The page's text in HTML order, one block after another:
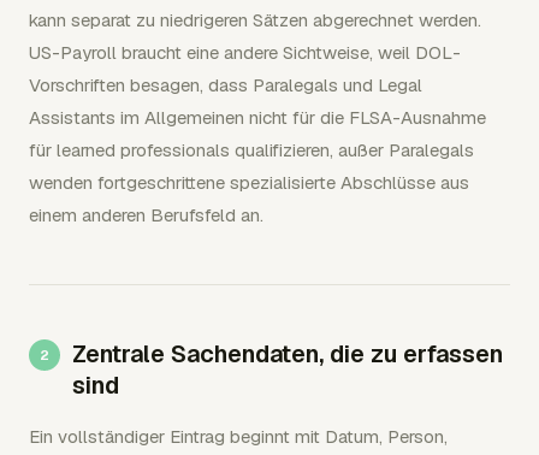
kann separat zu niedrigeren Sätzen abgerechnet werden.
US-Payroll braucht eine andere Sichtweise, weil DOL-
Vorschriften besagen, dass Paralegals und Legal
Assistants im Allgemeinen nicht für die FLSA-Ausnahme
für learned professionals qualifizieren, außer Paralegals
wenden fortgeschrittene spezialisierte Abschlüsse aus
einem anderen Berufsfeld an.
Zentrale Sachendaten, die zu erfassen
sind
Ein vollständiger Eintrag beginnt mit Datum, Person,